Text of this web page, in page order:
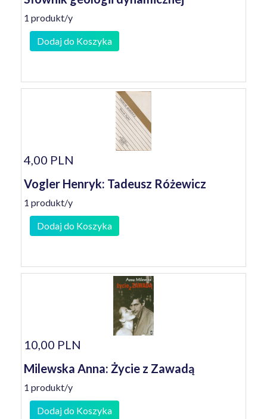
1 produkt/y
Dodaj do Koszyka
4,00 PLN
Vogler Henryk: Tadeusz Różewicz
1 produkt/y
Dodaj do Koszyka
10,00 PLN
Milewska Anna: Życie z Zawadą
1 produkt/y
Dodaj do Koszyka